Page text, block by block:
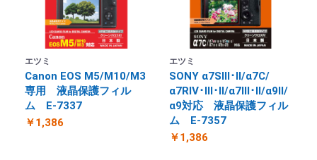
エツミ
Canon EOS M5/M10/M3
専用 液晶保護フィル
ム E-7337
￥1,386
エツミ
SONY α7SⅢ･Ⅱ/α7C/
α7RⅣ･Ⅲ･Ⅱ/α7Ⅲ･Ⅱ/α9Ⅱ/
α9対応 液晶保護フィル
ム E-7357
￥1,386